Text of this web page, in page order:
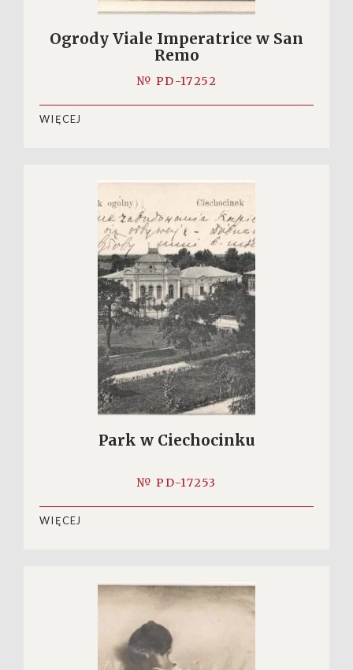
Ogrody Viale Imperatrice w San
Remo
№ PD-17252
WIĘCEJ
Park w Ciechocinku
№ PD-17253
WIĘCEJ